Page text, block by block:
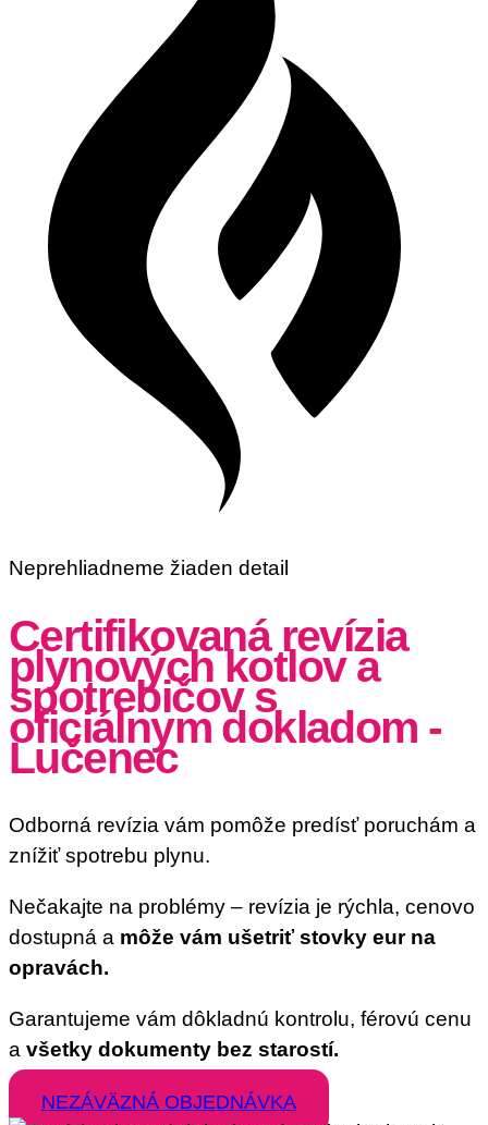
Neprehliadneme žiaden detail
Certifikovaná revízia
plynových kotlov a
spotrebičov s
oficiálnym dokladom -
Lučenec
Odborná revízia vám pomôže predísť poruchám a
znížiť spotrebu plynu.
Nečakajte na problémy – revízia je rýchla, cenovo
dostupná a môže vám ušetriť stovky eur na
opravách.
Garantujeme vám dôkladnú kontrolu, férovú cenu
a všetky dokumenty bez starostí.
NEZÁVÄZNÁ OBJEDNÁVKA